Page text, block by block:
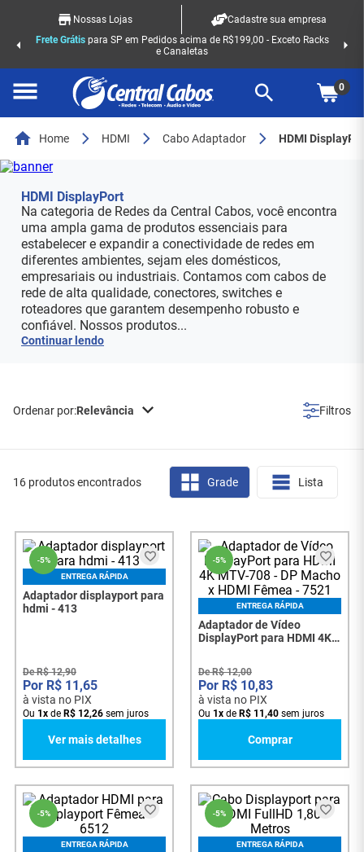
Nossas Lojas
Cadastre sua empresa
Frete Grátispara SP em Pedidos acima de R$199,00 - Exceto Racks
e Canaletas
0
Home HDMI Cabo Adaptador HDMI
HDMI DisplayPort
Na categoria de Redes da Central Cabos, você encontra
uma ampla gama de produtos essenciais para
estabelecer e expandir a conectividade de redes em
diferentes ambientes, sejam eles domésticos,
empresariais ou industriais. Contamos com cabos de
rede de alta qualidade, conectores, switches e
roteadores que garantem desempenho robusto e
confiável. Nossos produtos...
Continuar lendo
Relevância
16 produtos encontrados Grade Lista
-5%
ENTREGA RÁPIDA
Adaptador displayport para
hdmi - 413
DeR$ 12,90
R$ 11,65
à vista no PIX
Ou 1x de R$ 12,26 sem juros
Ver mais detalhes
-5%
ENTREGA RÁPIDA
Adaptador de Vídeo
DisplayPort para HDMI 4K
HDMI Fêmea - 7521
DeR$ 12,00
R$ 10,83
à vista no PIX
Ou 1x de R$ 11 ,40 sem juros
Comprar
-5%
ENTREGA RÁPIDA
-5%
ENTREGA RÁPIDA